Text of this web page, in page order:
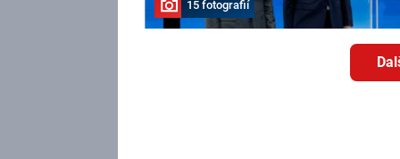
15 fotografií